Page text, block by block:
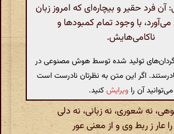
فرد حقیر و بیچاره‌ای که امروز زبان
با وجود تمام کمبودها و
ناکامی‌هایش.
تولید شده توسط هوش مصنوعی در
اگر این متن به نظرتان نادرست است
می‌توانید آن را ویرایشکنید.
نه شعوری، نه زبانی، نه دلی
عار ز ربط وی و از معنی عور